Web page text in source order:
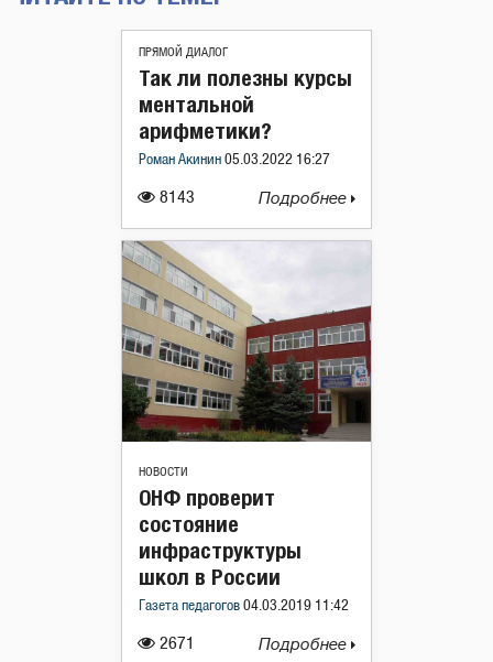
ПРЯМОЙ ДИАЛОГ
8143
Так ли полезны курсы
ментальной
арифметики?
Роман Акинин 05.03.2022 16:27
Подробнее
НОВОСТИ
2671
ОНФ проверит
состояние
инфраструктуры
школ в России
Газета педагогов 04.03.2019 11:42
Подробнее